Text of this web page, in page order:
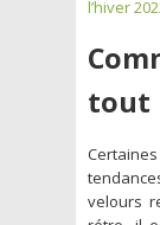
l’hiver
tout
velours